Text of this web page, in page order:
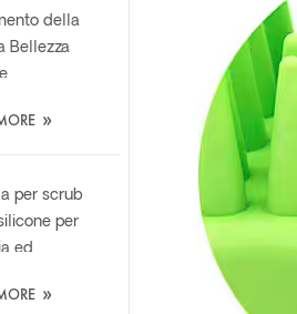
della
Bellezza
»
per scrub
per
ed
gatto
»